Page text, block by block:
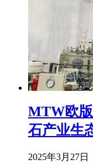
MTW欧
石产业生
2025年3月27